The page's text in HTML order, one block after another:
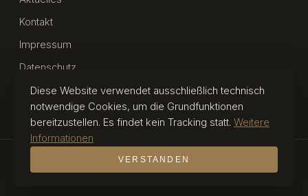
Kontakt
Impressum
Datenschutz
Barrierefreiheit
© 2026 Heinz Felbermair. Alle Rechte vorbehalten.
Diese Website verwendet ausschließlich technisch
notwendige Cookies, um die Grundfunktionen
bereitzustellen. Es findet kein Tracking statt. Weitere
Informationen
VERSTANDEN